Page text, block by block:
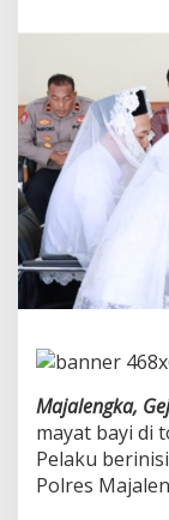
Majalengka,
mayat bayi di
Pelaku
Polres